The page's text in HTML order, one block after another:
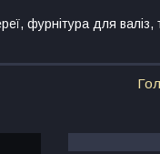
фурнітура для валіз,